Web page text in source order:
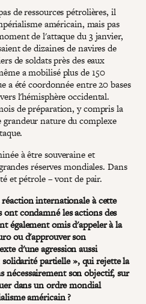
de ressources pétrolières, il
américain, mais pas
de l'attaque du 3 janvier,
de dizaines de navires de
de soldats près des eaux
a mobilisé plus de 150
a été coordonnée entre 20 bases
l'hémisphère occidental.
de préparation, y compris la
nature du complexe
à être souveraine et
réserves mondiales. Dans
et pétrole – vont de pair.
internationale à cette
condamné les actions des
également omis d'appeler à la
ou d'approuver son
d'une agression aussi
partielle », qui rejette la
nécessairement son objectif, sur
dans un ordre mondial
américain ?